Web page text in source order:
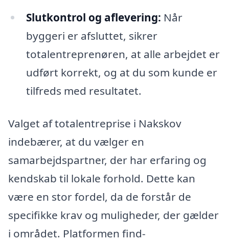
Slutkontrol og aflevering: Når
byggeri er afsluttet, sikrer
totalentreprenøren, at alle arbejdet er
udført korrekt, og at du som kunde er
tilfreds med resultatet.
Valget af totalentreprise i Nakskov
indebærer, at du vælger en
samarbejdspartner, der har erfaring og
kendskab til lokale forhold. Dette kan
være en stor fordel, da de forstår de
specifikke krav og muligheder, der gælder
i området. Platformen find-